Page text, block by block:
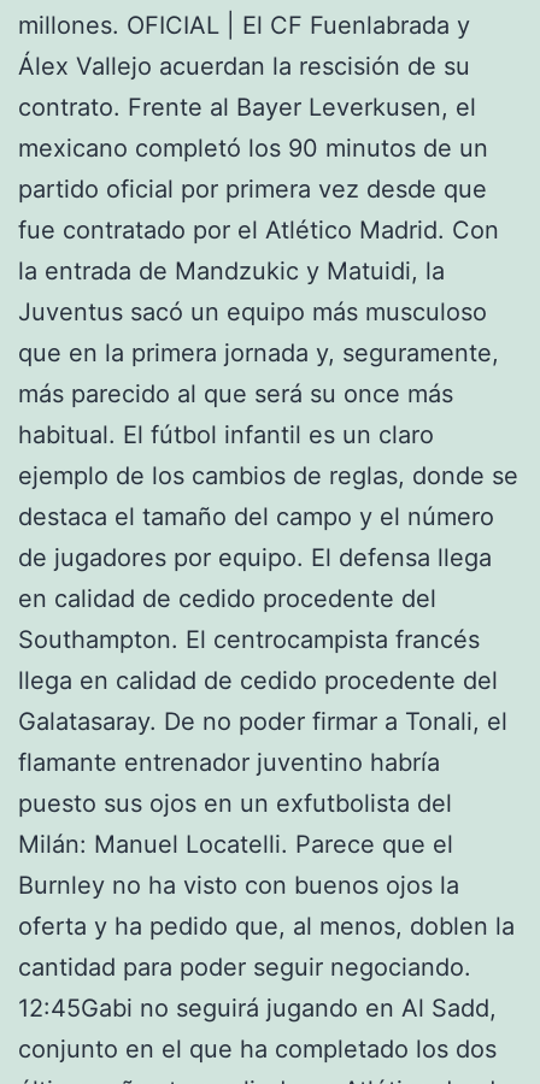
millones. OFICIAL | El CF Fuenlabrada y
Álex Vallejo acuerdan la rescisión de su
contrato. Frente al Bayer Leverkusen, el
mexicano completó los 90 minutos de un
partido oficial por primera vez desde que
fue contratado por el Atlético Madrid. Con
la entrada de Mandzukic y Matuidi, la
Juventus sacó un equipo más musculoso
que en la primera jornada y, seguramente,
más parecido al que será su once más
habitual. El fútbol infantil es un claro
ejemplo de los cambios de reglas, donde se
destaca el tamaño del campo y el número
de jugadores por equipo. El defensa llega
en calidad de cedido procedente del
Southampton. El centrocampista francés
llega en calidad de cedido procedente del
Galatasaray. De no poder firmar a Tonali, el
flamante entrenador juventino habría
puesto sus ojos en un exfutbolista del
Milán: Manuel Locatelli. Parece que el
Burnley no ha visto con buenos ojos la
oferta y ha pedido que, al menos, doblen la
cantidad para poder seguir negociando.
12:45Gabi no seguirá jugando en Al Sadd,
conjunto en el que ha completado los dos